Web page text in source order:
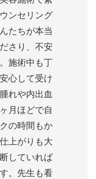
ンセリング
たちが本当
さり、不安
施術中も丁
心して受け
れや内出血
月ほどで自
の時間もか
上がりも大
していれば
。先生も看